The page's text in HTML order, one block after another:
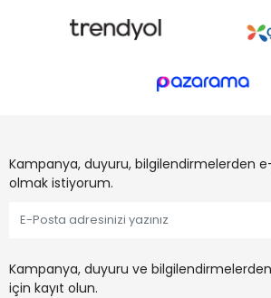
Kampanya, duyuru, bilgilendirmelerden
olmak istiyorum.
Kampanya, duyuru ve
için kayıt olun.